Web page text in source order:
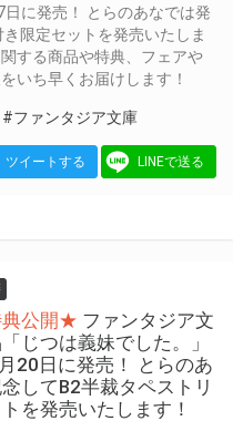
に発売！ とらのあなでは発
限定セットを発売いたしま
する商品や特典、フェアや
いち早くお届けします！
#ファンタジア文庫
ツイートする LINEで送る
公開★ ファンタジア文
じつは義妹でした。」
20日に発売！ とらのあ
してB2半裁タペストリ
を発売いたします！